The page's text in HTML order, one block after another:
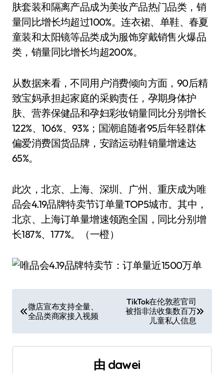
肤套装和隔离产品成为美妆产品热门品类，销
量同比增长均超过100%。连衣裙、单鞋、春夏
童装和太阳镜等品类成为服饰穿戴销售火爆品
类，销量同比增长均超200%。
从数据来看，不同用户消费倾向方面，90后精
致宝妈承担起家庭的采购责任，孕期身体护
肤、营养保健品和孕妇彩妆销量同比分别增长
122%、106%、93%；国潮追随者95后年轻群体
偏爱消费国货品牌，安踏运动鞋销量增速达
65%。
此次，北京、上海、深圳、广州、重庆成为唯
品会4.19品牌特卖节订单量TOP5城市。其中，
北京、上海订单量增速领跑全国，同比分别增
长187%、177%。（一橙）
章
导
微店宣布支持全量、
全品类商家接入视频
TikTok在伦敦惹官司
被指非法收集数百万
儿童私人信息
由 dawei